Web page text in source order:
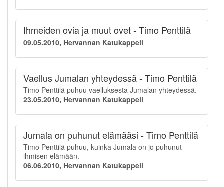
Ihmeiden ovia ja muut ovet - Timo Penttilä
09.05.2010, Hervannan Katukappeli
Vaellus Jumalan yhteydessä - Timo Penttilä
Timo Penttilä puhuu vaelluksesta Jumalan yhteydessä.
23.05.2010, Hervannan Katukappeli
Jumala on puhunut elämääsi - Timo Penttilä
Timo Penttilä puhuu, kuinka Jumala on jo puhunut
ihmisen elämään.
06.06.2010, Hervannan Katukappeli